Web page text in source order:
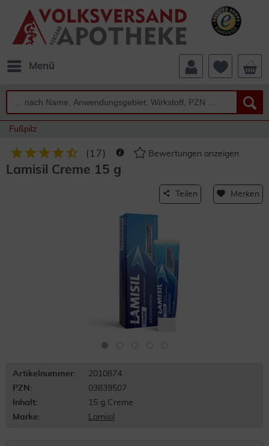
Menü
Fußpilz
( 17 ) Bewertungen anzeigen
Lamisil Creme 15 g
Teilen Merken
Artikelnummer:
2010874
PZN:
03839507
Inhalt:
15 g Creme
Marke:
Lamisil